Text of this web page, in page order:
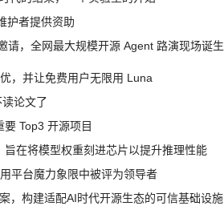
护者提供资助
请，全网最大规模开源 Agent 路演现场诞生
，并让免费用户无限用 Luna
论文了
Top3 开源项目
在将模型权重刻进芯片以提升推理性能
平台魔力象限中被评为领导者
，构建适配AI时代开源生态的可信基础设施